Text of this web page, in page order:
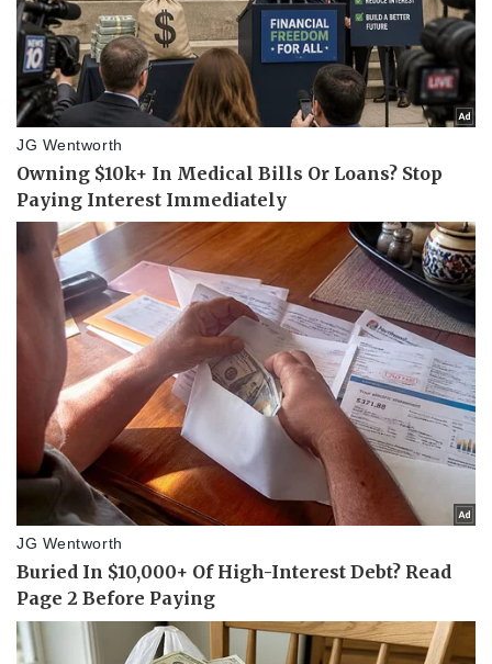
Kinh tế
Bất động sản
Khởi nghiệp
Thị trường
Giá vàng
Tiêu dùng
Giá cà phê